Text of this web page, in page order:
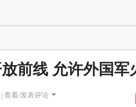
前线 允许外国军
查看/发表评论